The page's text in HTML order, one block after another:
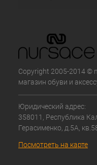
Copyright 2005-2014 ©
магазин обуви и
Юридический адрес:
358011, Республика
Герасименко, д.5А,
Посмотреть на карте